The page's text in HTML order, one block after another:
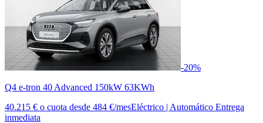
-20%
Q4 e-tron 40 Advanced 150kW 63KWh
40.215 € o cuota desde 484 €/mesEléctrico | Automático Entrega
inmediata